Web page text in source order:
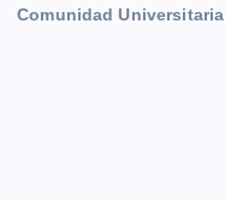
Comunidad Universitaria